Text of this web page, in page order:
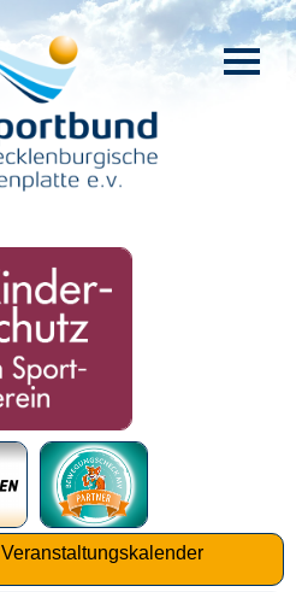
Veranstaltungskalender